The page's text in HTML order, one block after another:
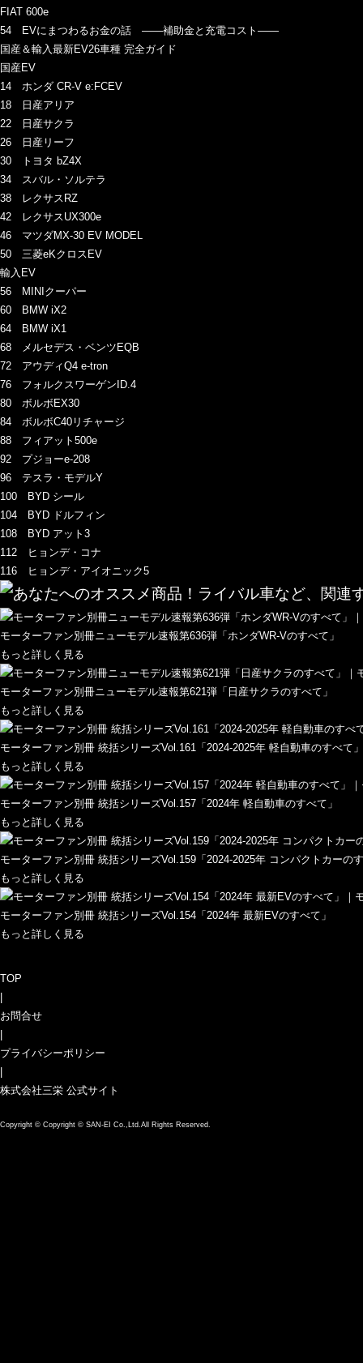
FIAT 600e
54 EVにまつわるお金の話 ――補助金と充電コスト――
国産＆輸入最新EV26車種 完全ガイド
国産EV
14 ホンダ CR-V e:FCEV
18 日産アリア
22 日産サクラ
26 日産リーフ
30 トヨタ bZ4X
34 スバル・ソルテラ
38 レクサスRZ
42 レクサスUX300e
46 マツダMX-30 EV MODEL
50 三菱eKクロスEV
輸入EV
56 MINIクーパー
60 BMW iX2
64 BMW iX1
68 メルセデス・ベンツEQB
72 アウディQ4 e-tron
76 フォルクスワーゲンID.4
80 ボルボEX30
84 ボルボC40リチャージ
88 フィアット500e
92 プジョーe-208
96 テスラ・モデルY
100 BYD シール
104 BYD ドルフィン
108 BYD アット3
112 ヒョンデ・コナ
116 ヒョンデ・アイオニック5
モーターファン別冊ニューモデル速報第636弾「ホンダWR-Vのすべて」
もっと詳しく見る
モーターファン別冊ニューモデル速報第621弾「日産サクラのすべて」
もっと詳しく見る
モーターファン別冊 統括シリーズVol.161「2024-2025年 軽自動車のすべて」
もっと詳しく見る
モーターファン別冊 統括シリーズVol.157「2024年 軽自動車のすべて」
もっと詳しく見る
モーターファン別冊 統括シリーズVol.159「2024-2025年 コンパクトカーの
もっと詳しく見る
モーターファン別冊 統括シリーズVol.154「2024年 最新EVのすべて」
もっと詳しく見る
TOP
お問合せ
プライバシーポリシー
株式会社三栄 公式サイト
Copyright © Copyright © SAN-EI Co.,Ltd.All Rights Reserved.